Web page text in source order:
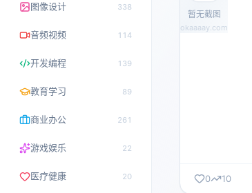
图像设计 338
音频视频 114
开发编程 139
教育学习 89
商业办公 261
游戏娱乐 22
医疗健康 20
暂无截图
okaaaay.com
0 10